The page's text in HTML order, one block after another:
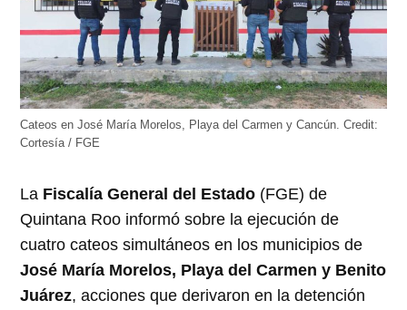
Cateos en José María Morelos, Playa del Carmen y Cancún.Credit:
Cortesía / FGE
La Fiscalía General del Estado (FGE) de
Quintana Roo informó sobre la ejecución de
cuatro cateos simultáneos en los municipios de
José María Morelos, Playa del Carmen y Benito
Juárez, acciones que derivaron en la detención